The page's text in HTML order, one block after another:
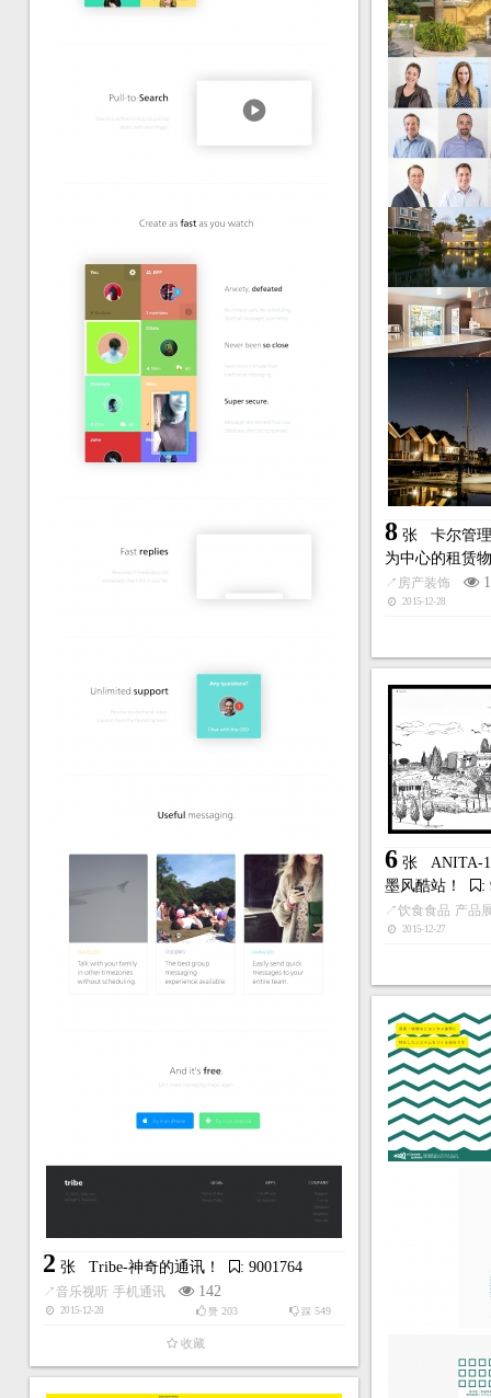
2 张 Tribe-神奇的通讯！ : 9001764
↗音乐视听 手机通讯 142
2015-12-28 踩 549
赞 203
收藏
8 张 卡尔管
为中心的租赁
↗ 房产装饰
2015-12-28
6 张 ANITA-
墨风酷站！
:
↗饮食食品 产品
2015-12-27